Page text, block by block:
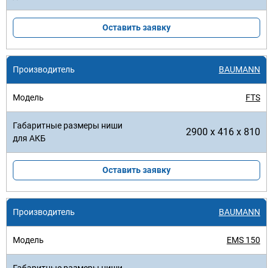
Оставить заявку
BAUMANN
FTS
2900 x 416 x 810
Оставить заявку
BAUMANN
EMS 150